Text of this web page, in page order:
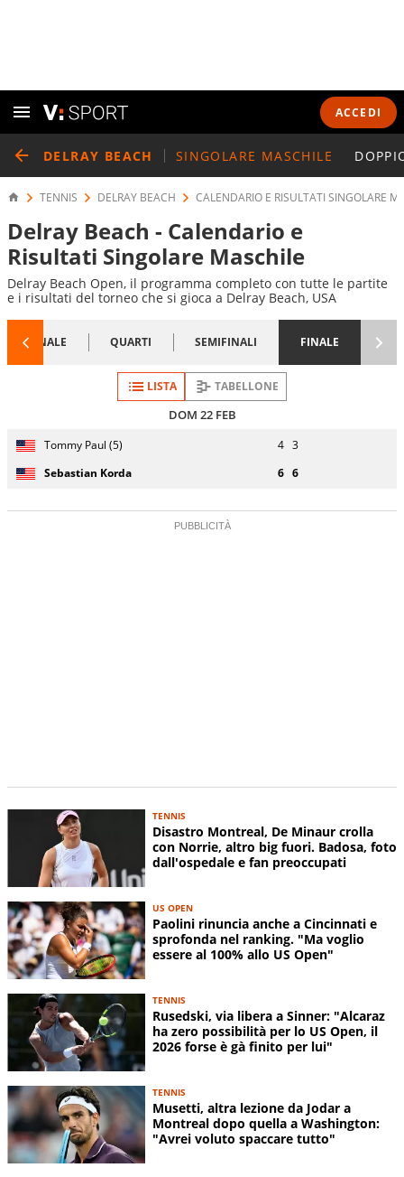
ACCEDI
DELRAY BEACH SINGOLARE MASCHILE
TENNIS DELRAY BEACH CALENDARIO E RISULTATI SINGOLARE
Delray Beach - Calendario e
Risultati Singolare Maschile
Delray Beach Open, il programma completo con tutte le partite
e i risultati del torneo che si gioca a Delray Beach, USA
1/8 FINALE QUARTI SEMIFINALI FINALE
LISTA TABELLONE
DOM 22 FEB
Nazionalità
Giocatore
(posizione
serie)
Tommy Paul (5) 4 3
Sebastian Korda
6 6
TENNIS
Disastro Montreal, De Minaur crolla
con Norrie, altro big fuori. Badosa, foto
dall'ospedale e fan preoccupati
US OPEN
Paolini rinuncia anche a Cincinnati e
sprofonda nel ranking. "Ma voglio
essere al 100% allo US Open"
TENNIS
Rusedski, via libera a Sinner: "Alcaraz
ha zero possibilità per lo US Open, il
2026 forse è gà finito per lui"
TENNIS
Musetti, altra lezione da Jodar a
Montreal dopo quella a Washington:
"Avrei voluto spaccare tutto"